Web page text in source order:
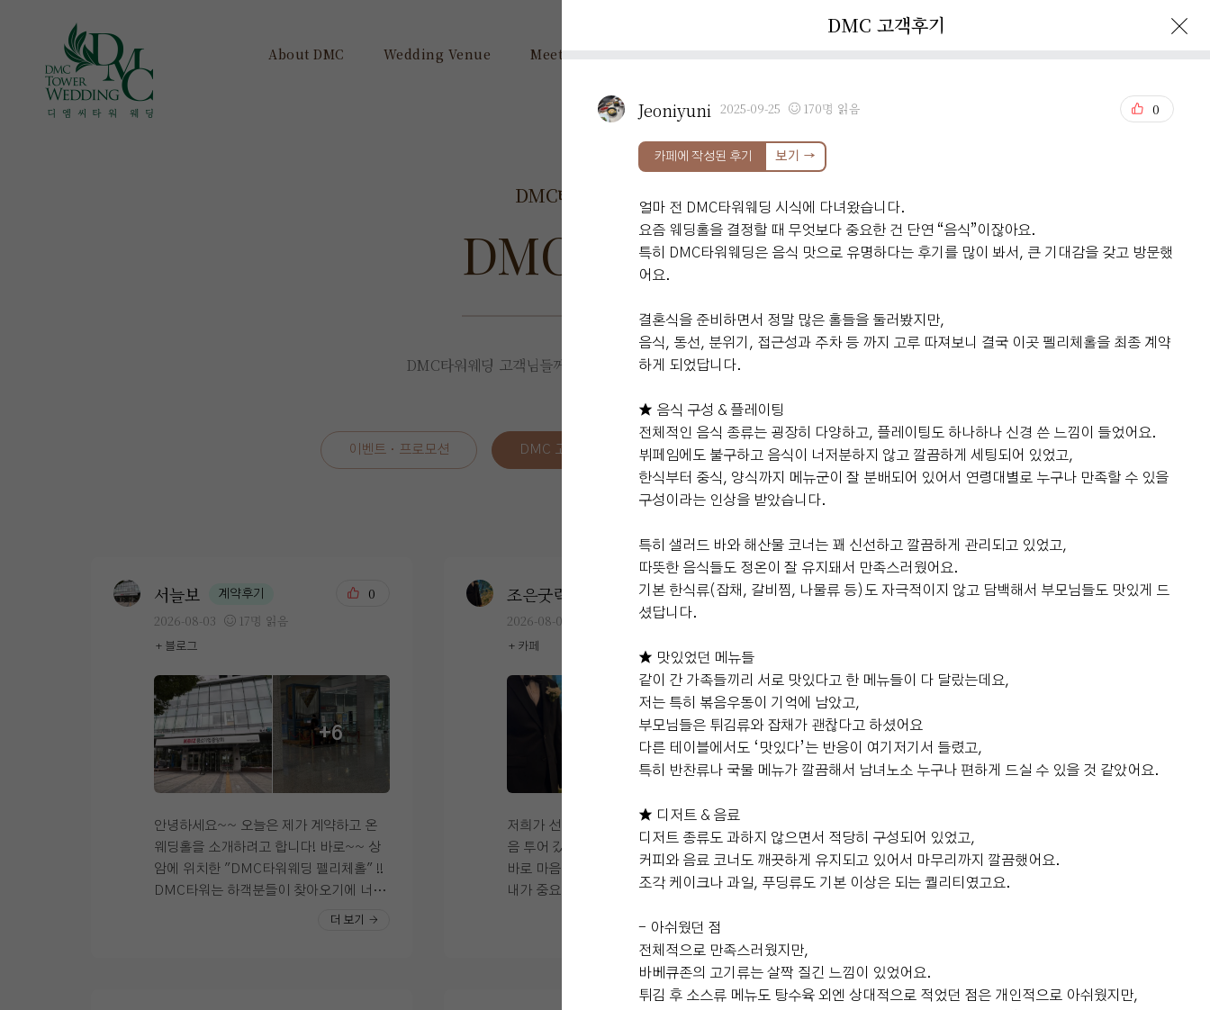
About DMC Wedding Venue Meeting & Party
DMC타워웨딩 고객후기
DMC Review
DMC타워웨딩 고객님들께서 직접 작성해주신 소중한 후기입니다.
이벤트 · 프로모션 DMC 고객후기 SNS 소식 DMC 공지
서늘보 계약후기
2026-08-03 17명 읽음
+ 블로그
0
+6
안녕하세요~~ 오늘은 제가 계약하고 온
웨딩홀을 소개하려고 합니다! 바로~~ 상
암에 위치한 "DMC타워웨딩 펠리체홀" !! ​
DMC타워는 하객분들이 찾아오기에 너무
편해보이는 웨딩홀이었어요. 주차 공간도
더 보기
조은굿럭
2026-08-02 26명 읽음
+ 카페
0
+1
저희가 선택한 DMC타워웨딩은 아내가 처
음 투어 갔을 때부터 "여기서 하고 싶다"고
바로 마음에 들어 했던 곳입니다. 저는 아
내가 중요하게 보는 부분도 물론 있었지
이용하기 편한 환경도 중요하게 생각했는
데 전체적으로 만족스러운 웨딩홀이었습
분은 높은 층고였습니다. 홀이 넓고 시원
더 보기
조은굿럭 예식후기 0
식을 모두 마치고 전체적인 총평을 남겨보
려고 합니다. 준비하면서 후기를 정말 많
이 찾아봤던 만큼 저도 예신님들께 도움이
로 화이트 톤의 밝고 웅장한 분위기라면,
신부대기실은 핑크톤의 생화 장식이 가득
DMC 고객후기
Jeoniyuni 2025-09-25 170명 읽음 0
카페에 작성된 후기 보기 →
얼마 전 DMC타워웨딩 시식에 다녀왔습니다.
요즘 웨딩홀을 결정할 때 무엇보다 중요한 건 단연 “음식”이잖아요.
특히 DMC타워웨딩은 음식 맛으로 유명하다는 후기를 많이 봐서, 큰 기대감을 갖고 방문했
어요.
결혼식을 준비하면서 정말 많은 홀들을 둘러봤지만,
음식, 동선, 분위기, 접근성과 주차 등 까지 고루 따져보니 결국 이곳 펠리체홀을 최종 계약
하게 되었답니다.
★ 음식 구성 & 플레이팅
전체적인 음식 종류는 굉장히 다양하고, 플레이팅도 하나하나 신경 쓴 느낌이 들었어요.
뷔페임에도 불구하고 음식이 너저분하지 않고 깔끔하게 세팅되어 있었고,
한식부터 중식, 양식까지 메뉴군이 잘 분배되어 있어서 연령대별로 누구나 만족할 수 있을
구성이라는 인상을 받았습니다.
특히 샐러드 바와 해산물 코너는 꽤 신선하고 깔끔하게 관리되고 있었고,
따뜻한 음식들도 정온이 잘 유지돼서 만족스러웠어요.
기본 한식류(잡채, 갈비찜, 나물류 등)도 자극적이지 않고 담백해서 부모님들도 맛있게 드
셨답니다.
★ 맛있었던 메뉴들
같이 간 가족들끼리 서로 맛있다고 한 메뉴들이 다 달랐는데요,
저는 특히 볶음우동이 기억에 남았고,
부모님들은 튀김류와 잡채가 괜찮다고 하셨어요
다른 테이블에서도 ‘맛있다’는 반응이 여기저기서 들렸고,
특히 반찬류나 국물 메뉴가 깔끔해서 남녀노소 누구나 편하게 드실 수 있을 것 같았어요.
★ 디저트 & 음료
디저트 종류도 과하지 않으면서 적당히 구성되어 있었고,
커피와 음료 코너도 깨끗하게 유지되고 있어서 마무리까지 깔끔했어요.
조각 케이크나 과일, 푸딩류도 기본 이상은 되는 퀄리티였고요.
- 아쉬웠던 점
전체적으로 만족스러웠지만,
바베큐존의 고기류는 살짝 질긴 느낌이 있었어요.
튀김 후 소스류 메뉴도 탕수육 외엔 상대적으로 적었던 점은 개인적으로 아쉬웠지만,